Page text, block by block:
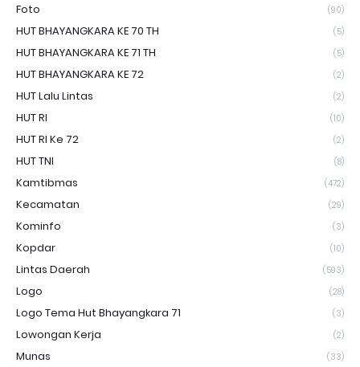
Foto (90)
HUT BHAYANGKARA KE 70 TH (5)
HUT BHAYANGKARA KE 71 TH (5)
HUT BHAYANGKARA KE 72 (2)
HUT Lalu Lintas (2)
HUT RI (10)
HUT RI Ke 72 (2)
HUT TNI (8)
Kamtibmas (472)
Kecamatan (29)
Kominfo (3)
Kopdar (10)
Lintas Daerah (593)
Logo (28)
Logo Tema Hut Bhayangkara 71 (3)
Lowongan Kerja (2)
Munas (33)